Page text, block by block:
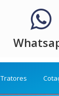
Tratores